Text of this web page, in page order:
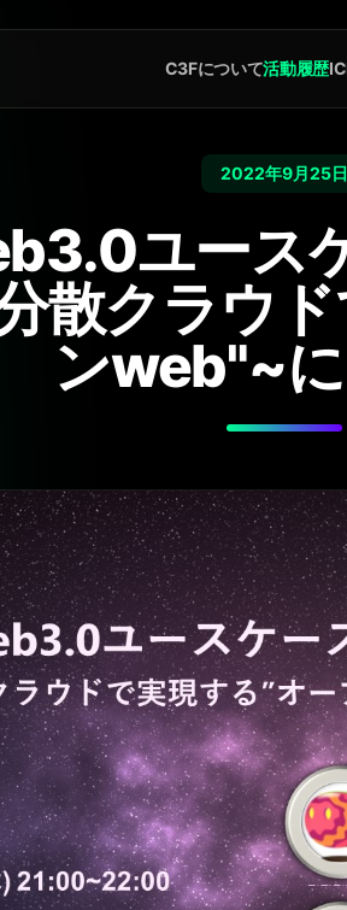
C3Fについて活動履歴
2022年9月25日
ユース
散クラウ
ンweb"~